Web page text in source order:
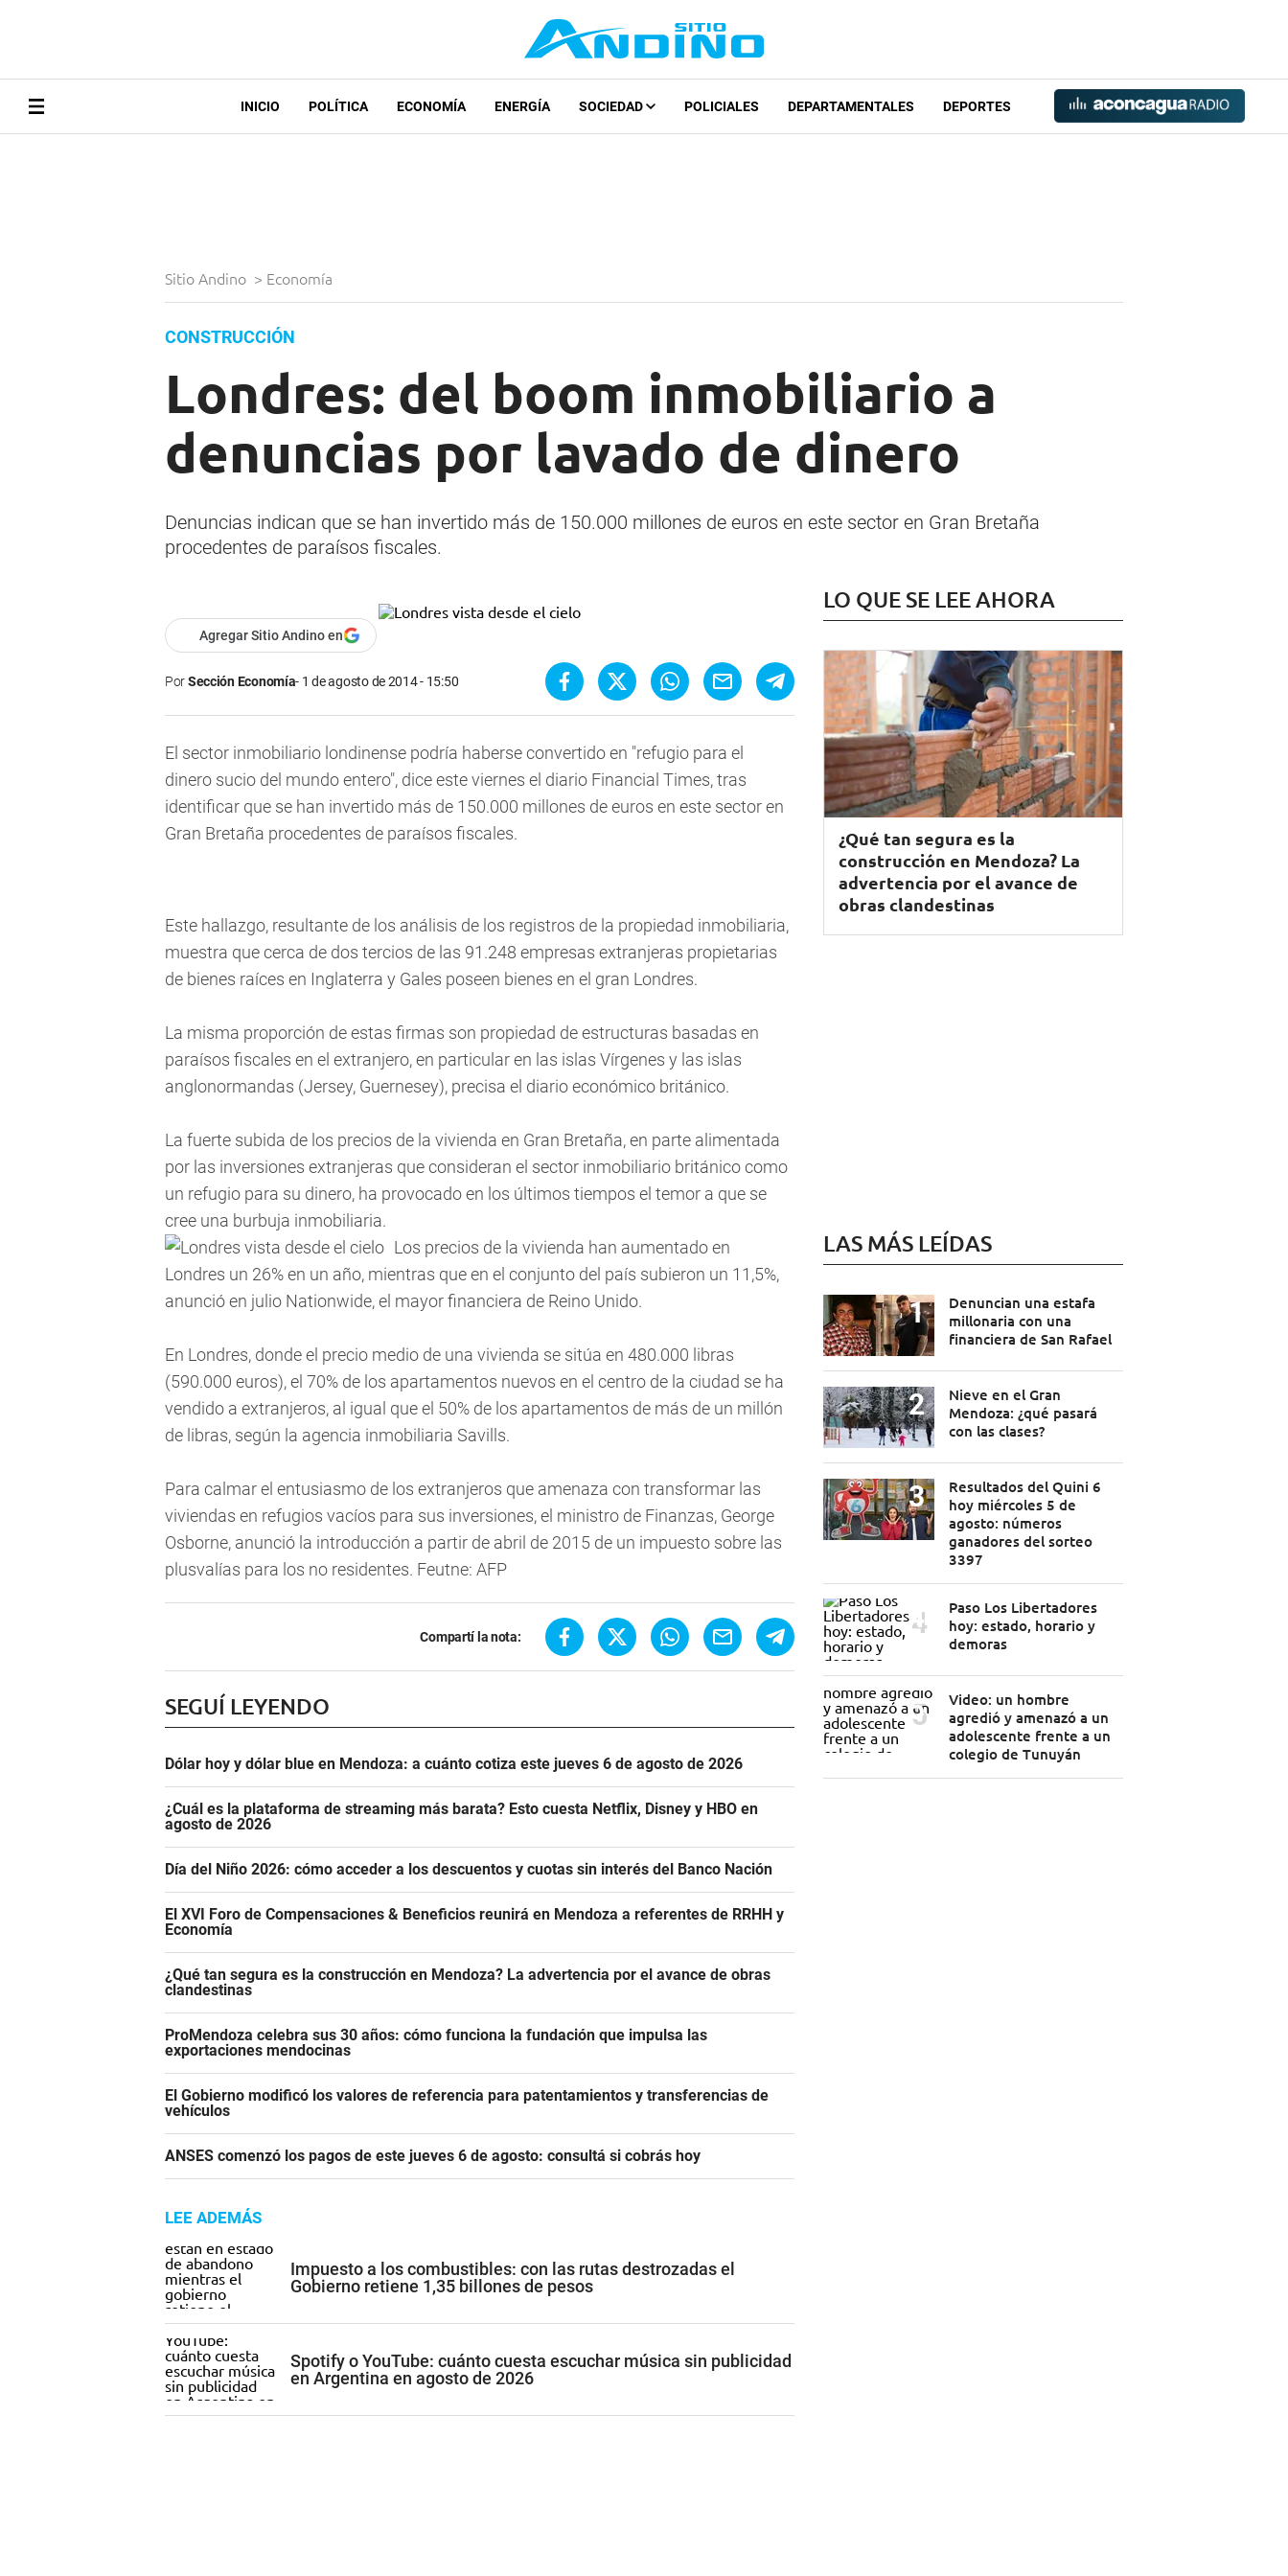
INICIO POLÍTICA ECONOMÍA ENERGÍA SOCIEDAD POLICIALES DEPARTAMENTALES DEPORTES
Sitio Andino > Economía
CONSTRUCCIÓN
Londres: del boom inmobiliario a
denuncias por lavado de dinero
Denuncias indican que se han invertido más de 150.000 millones de euros en este sector en Gran Bretaña
procedentes de paraísos fiscales.
Agregar Sitio Andino en
PorSección Economía 1 de agosto de 2014 - 15:50
El sector inmobiliario londinense podría haberse convertido en "refugio para el
dinero sucio del mundo entero", dice este viernes el diario Financial Times, tras
identificar que se han invertido más de 150.000 millones de euros en este sector en
Gran Bretaña procedentes de paraísos fiscales.
Este hallazgo, resultante de los análisis de los registros de la propiedad inmobiliaria,
muestra que cerca de dos tercios de las 91.248 empresas extranjeras propietarias
de bienes raíces en Inglaterra y Gales poseen bienes en el gran Londres.
La misma proporción de estas firmas son propiedad de estructuras basadas en
paraísos fiscales en el extranjero, en particular en las islas Vírgenes y las islas
anglonormandas (Jersey, Guernesey), precisa el diario económico británico.
La fuerte subida de los precios de la vivienda en Gran Bretaña, en parte alimentada
por las inversiones extranjeras que consideran el sector inmobiliario británico como
un refugio para su dinero, ha provocado en los últimos tiempos el temor a que se
cree una burbuja inmobiliaria.
Los precios de la vivienda han aumentado en
Londres un 26% en un año, mientras que en el conjunto del país subieron un 11,5%,
anunció en julio Nationwide, el mayor financiera de Reino Unido.
En Londres, donde el precio medio de una vivienda se sitúa en 480.000 libras
(590.000 euros), el 70% de los apartamentos nuevos en el centro de la ciudad se ha
vendido a extranjeros, al igual que el 50% de los apartamentos de más de un millón
de libras, según la agencia inmobiliaria Savills.
Para calmar el entusiasmo de los extranjeros que amenaza con transformar las
viviendas en refugios vacíos para sus inversiones, el ministro de Finanzas, George
Osborne, anunció la introducción a partir de abril de 2015 de un impuesto sobre las
plusvalías para los no residentes. Feutne: AFP
Compartí la nota:
SEGUÍ LEYENDO
Dólar hoy y dólar blue en Mendoza: a cuánto cotiza este jueves 6 de agosto de 2026
¿Cuál es la plataforma de streaming más barata? Esto cuesta Netflix, Disney y HBO en
agosto de 2026
Día del Niño 2026: cómo acceder a los descuentos y cuotas sin interés del Banco Nación
El XVI Foro de Compensaciones & Beneficios reunirá en Mendoza a referentes de RRHH y
Economía
¿Qué tan segura es la construcción en Mendoza? La advertencia por el avance de obras
clandestinas
ProMendoza celebra sus 30 años: cómo funciona la fundación que impulsa las
exportaciones mendocinas
El Gobierno modificó los valores de referencia para patentamientos y transferencias de
vehículos
ANSES comenzó los pagos de este jueves 6 de agosto: consultá si cobrás hoy
LEE ADEMÁS
Impuesto a los combustibles: con las rutas destrozadas el
Gobierno retiene 1,35 billones de pesos
Spotify o YouTube: cuánto cuesta escuchar música sin publicidad
en Argentina en agosto de 2026
LO QUE SE LEE AHORA
¿Qué tan segura es la
construcción en Mendoza? La
advertencia por el avance de
obras clandestinas
LAS MÁS LEÍDAS
Denuncian una estafa
millonaria con una
financiera de San Rafael
Nieve en el Gran
Mendoza: ¿qué pasará
con las clases?
Resultados del Quini 6
hoy miércoles 5 de
agosto: números
ganadores del sorteo
3397
Paso Los Libertadores
hoy: estado, horario y
demoras
Video: un hombre
agredió y amenazó a un
adolescente frente a un
colegio de Tunuyán